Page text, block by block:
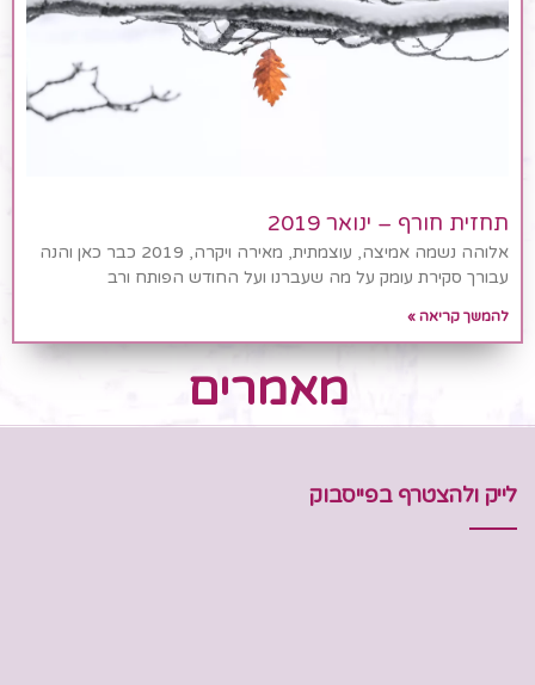
תחזית חורף – ינואר 2019
אלוהה נשמה אמיצה, עוצמתית, מאירה ויקרה, 2019 כבר כאן והנה
עבורך סקירת עומק על מה שעברנו ועל החודש הפותח ורב
להמשך קריאה »
מאמרים
לייק ולהצטרף בפייסבוק